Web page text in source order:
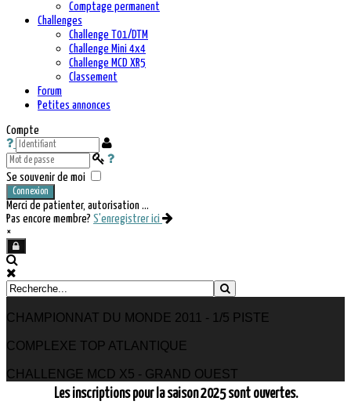
Comptage permanent
Challenges
Challenge T01/DTM
Challenge Mini 4x4
Challenge MCD XR5
Classement
Forum
Petites annonces
Compte
Se souvenir de moi
Connexion
Merci de patienter, autorisation ...
Pas encore membre? S'enregistrer ici
×
CHAMPIONNAT DU MONDE 2011 - 1/5 PISTE
COMPLEXE TOP ATLANTIQUE
CHALLENGE MCD X5 - GRAND OUEST
Les inscriptions pour la saison 2025 sont ouvertes.